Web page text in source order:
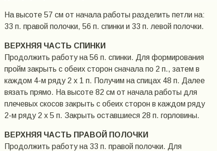
На высоте 57 см от начала работы разделить петли на:
33 п. правой полочки, 56 п. спинки и 33 п. левой полочки.
ВЕРХНЯЯ ЧАСТЬ СПИНКИ
Продолжить работу на 56 п. спинки. Для формирования
пройм закрыть с обеих сторон сначала по 2 п., затем в
каждом 4-м ряду 2 х 1 п. Получим на спицах 48 п. Далее
вязать прямо. На высоте 82 см от начала работы для
плечевых скосов закрыть с обеих сторон в каждом ряду
2-м ряду 2 х 5 п. Закрыть оставшиеся 28 п. горловины.
ВЕРХНЯЯ ЧАСТЬ ПРАВОЙ ПОЛОЧКИ
Продолжить работу на 33 п. правой полочки. Для